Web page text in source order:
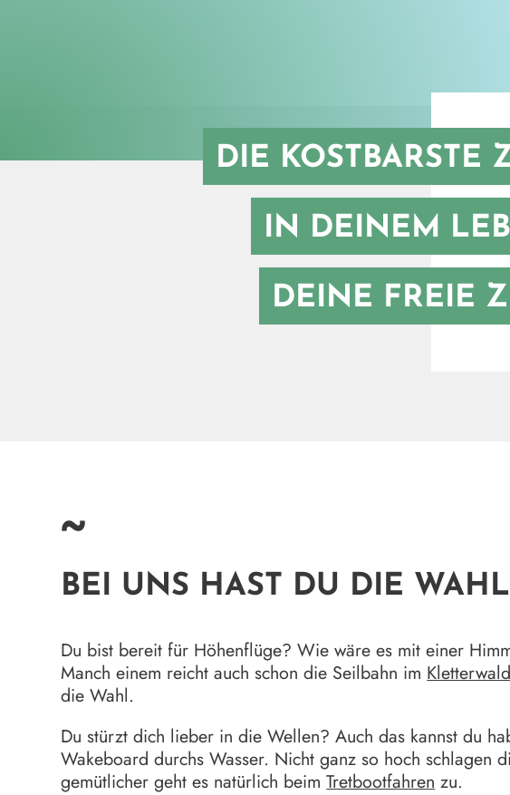
DIE KOSTBARSTE
IN DEINEM
DEINE FREIE
~
BEI UNS HAST DU DIE WAHL
Du bist bereit für Höhenflüge? Wie wäre es mit einer
Manch einem reicht auch schon die Seilbahn im Kletterwald
die Wahl.
Du stürzt dich lieber in die Wellen? Auch das kannst du
Wakeboard durchs Wasser. Nicht ganz so hoch
gemütlicher geht es natürlich beimTretbootfahren zu.